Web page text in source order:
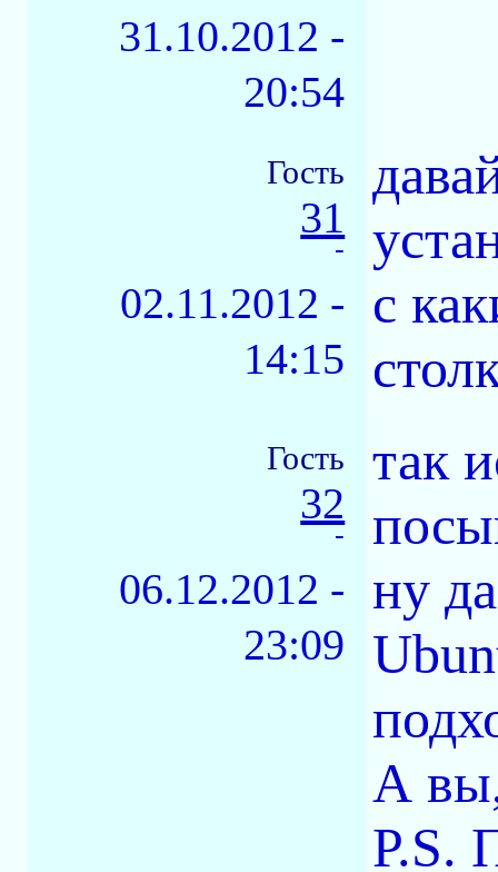
31.10.2012 -
20:54
Гость
31
-
02.11.2012 -
14:15
с
Гость
32
-
06.12.2012 -
23:09
так
ну
А
P.S.